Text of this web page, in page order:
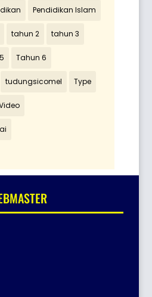
Pendidikan Islam
tahun 2 tahun 3
Tahun 6
tudungsicomel Type